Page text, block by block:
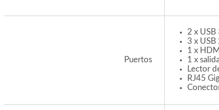
Puertos
2 x USB
3 x USB
1 x
1 x
Lector
RJ45